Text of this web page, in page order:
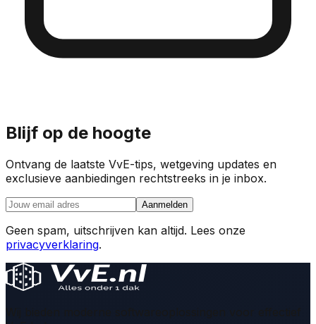
Blijf op de hoogte
Ontvang de laatste VvE-tips, wetgeving updates en
exclusieve aanbiedingen rechtstreeks in je inbox.
Aanmelden
Geen spam, uitschrijven kan altijd. Lees onze
privacyverklaring.